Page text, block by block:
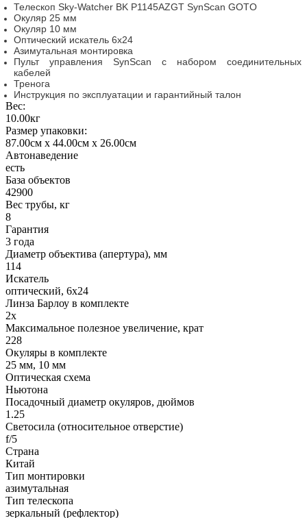
Телескоп Sky-Watcher BK P1145AZGT SynScan GOTO
Окуляр 25 мм
Окуляр 10 мм
Оптический искатель 6x24
Азимутальная монтировка
Пульт управления SynScan с набором соединительных
кабелей
Тренога
Инструкция по эксплуатации и гарантийный талон
Вес:
10.00кг
Размер упаковки:
87.00см x 44.00см x 26.00см
Автонаведение
есть
База объектов
42900
Вес трубы, кг
8
Гарантия
3 года
Диаметр объектива (апертура), мм
114
Искатель
оптический, 6x24
Линза Барлоу в комплекте
2x
Максимальное полезное увеличение, крат
228
Окуляры в комплекте
25 мм, 10 мм
Оптическая схема
Ньютона
Посадочный диаметр окуляров, дюймов
1.25
Светосила (относительное отверстие)
f/5
Страна
Китай
Тип монтировки
азимутальная
Тип телескопа
зеркальный (рефлектор)